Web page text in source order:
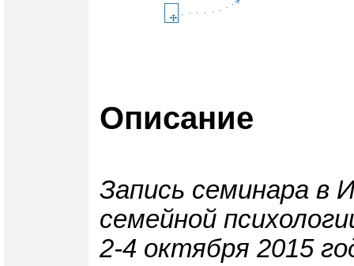
Описание
Запись семинара в
семейной
2-4 октября 2015